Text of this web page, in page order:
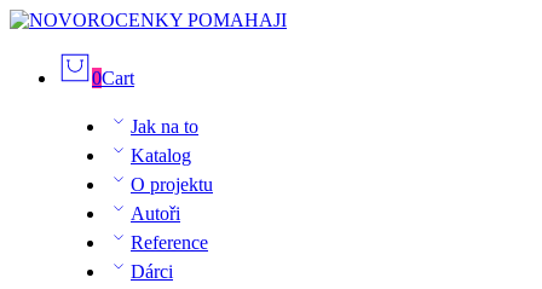
0Cart
Jak na to
Katalog
O projektu
Autoři
Reference
Dárci